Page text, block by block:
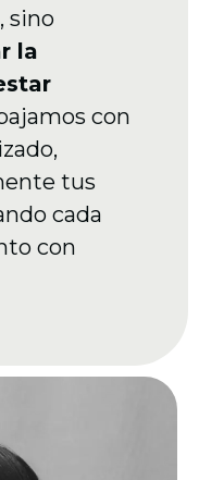
sino
la
con
tus
cada
con